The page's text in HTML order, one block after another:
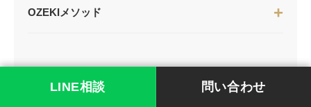
OZEKIメソッド
LINE相談 問い合わせ